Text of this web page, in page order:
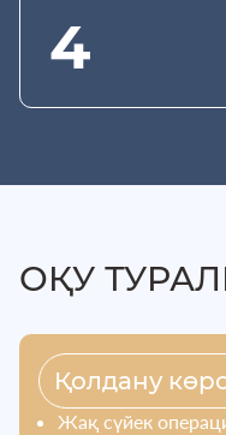
4
ОҚУ
Қолдану
Жақ сүйек